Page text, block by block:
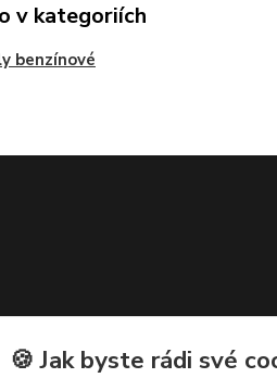
v kategoriích
benzínové
🍪 Jak byste rádi své